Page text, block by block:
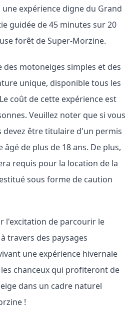
expérience digne du Grand
guidée de 45 minutes sur 20
forêt de Super-Morzine.
des motoneiges simples et des
unique, disponible tous les
coût de cette expérience est
Veuillez noter que si vous
devez être titulaire d'un permis
de plus de 18 ans. De plus,
requis pour la location de la
sous forme de caution
l'excitation de parcourir le
travers des paysages
une expérience hivernale
chanceux qui profiteront de
dans un cadre naturel
!